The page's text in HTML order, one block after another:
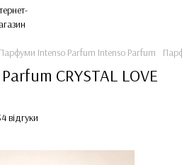
Парфуми Intenso Parfum Intenso Parfum
CRYSTAL LOVE
відгуки